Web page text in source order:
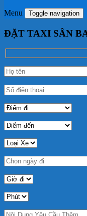
Menu Toggle navigation
ĐẶT TAXI SÂN